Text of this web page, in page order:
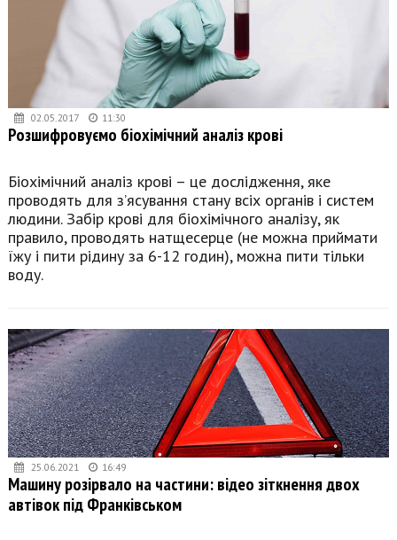
02.05.2017 11:30
Розшифровуємо біохімічний аналіз крові
Біохімічний аналіз крові – це дослідження, яке
проводять для з’ясування стану всіх органів і систем
людини. Забір крові для біохімічного аналізу, як
правило, проводять натщесерце (не можна приймати
їжу і пити рідину за 6-12 годин), можна пити тільки
воду.
25.06.2021 16:49
Машину розірвало на частини: відео зіткнення двох
автівок під Франківськом